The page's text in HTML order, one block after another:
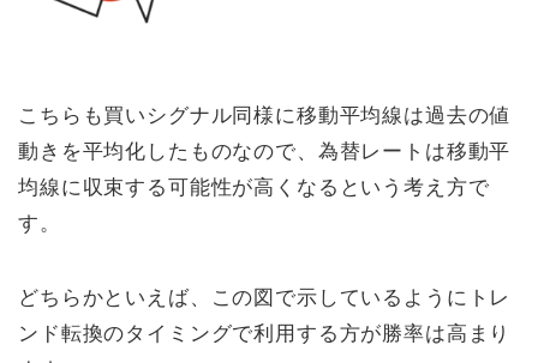
こちらも買いシグナル同様に移動平均線は過去の値
動きを平均化したものなので、為替レートは移動平
均線に収束する可能性が高くなるという考え方で
す。
どちらかといえば、この図で示しているようにトレ
ンド転換のタイミングで利用する方が勝率は高まり